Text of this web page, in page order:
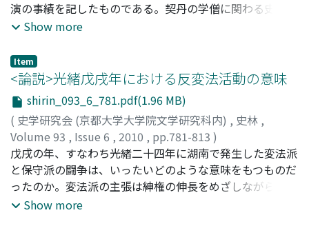
は、将軍綱吉の皇位管理政策を実現させる一つの手段であ
ったこと等を指摘した。
演の事績を記したものである。契丹の学僧に関わる史料が
希少であるなか本碑の有する価値は極めて高いが、未だ本
墓碑」の分析を通じて契丹後期における学僧の在り方を考
察した。具体的には鮮演が道宗の捺鉢(季節移動) と連繋し
て動いていたことを明らかにし、年間を通じて移動生活の
なかに身を置く遊牧系国家の支配階層と学僧の関わり方の
特徴を提示した。つぎに高麗義天の『大覚国師外集』に収
める書簡をとりあげ、契丹官僚の耶律思斉と義天を結ぶ鮮
演の著書の存在に注目した。当該書物の流通形態を考察
し、これが逆輸入のようなかたちで高麗から契丹に伝わっ
たことを指摘して、契丹・高麗間に従来知られていない仏
教典籍を逓じた交流が存在したことを明らかにした。
Show more
Item
<論説>光緒戊戌年における反変法活動の意味
shirin_093_6_781.pdf(1.96 MB)
( 史学研究会 (京都大学大学院文学研究科内) , 史林 ,
Volume 93 , Issue 6 , 2010 , pp.781-813 )
八百谷, 晃義;YAOTANI Akiyoshi;ヤオタニ, アキヨシ
戊戌の年、すなわち光緒二十四年に湖南で発生した変法派
と保守派の闘争は、いったいどのような意味をもつものだ
ったのか。変法派の主張は紳権の伸長をめざしながらも、
科挙制度の改革により、かえって士という階級の相対化を
Show more